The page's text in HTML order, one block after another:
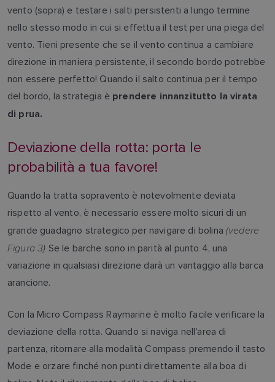
vento (sopra) e testare i salti persistenti a lungo termine
nello stesso modo in cui si effettua il test per una piega del
vento. Tieni presente che se il vento continua a cambiare
direzione in maniera persistente, il secondo bordo potrebbe
non essere perfetto! Quando il salto continua per il tempo
del bordo, la strategia è prendere innanzitutto la virata
di prua.
Deviazione della rotta: porta le
probabilità a tua favore!
Quando la tratta sopravento è notevolmente deviata
rispetto al vento, è necessario essere molto sicuri di un
grande guadagno strategico per navigare di bolina(vedere
Figura 3) Se le barche sono in parità al punto 4, una
variazione in qualsiasi direzione darà un vantaggio alla barca
arancione.
Con la Micro Compass Raymarine è molto facile verificare la
deviazione della rotta. Quando si naviga nell'area di
partenza, ritornare alla modalità Compass premendo il tasto
Mode e orzare finché non punti direttamente alla boa di